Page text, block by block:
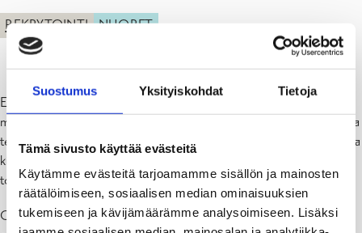
Suostumus Yksityiskohdat Tietoja
Tämä sivusto käyttää evästeitä
Käytämme evästeitä tarjoamamme sisällön ja mainosten
räätälöimiseen, sosiaalisen median ominaisuuksien
tukemiseen ja kävijämäärämme analysoimiseen. Lisäksi
REKRYTOINTI NUORET
Etsitkö mielekästä ja opettavaista kesätyötä? Meillä on paljon
mahdollisuuksia sinulle, joka haluat työkokemusta ja kokeilla erilaisia
tehtäviä. Tarjoamme kesätöitä useilla aloilla, muun muassa puisto- ja
kiinteistönhoidossa, siivouksessa, museo- ja kirjastopalveluissa,
toimistotehtävissä sekä uinninvalvonnassa ym.
Opintoihin kuuluvaa työharjoittelua tarvitsevat nuoret asetetaan